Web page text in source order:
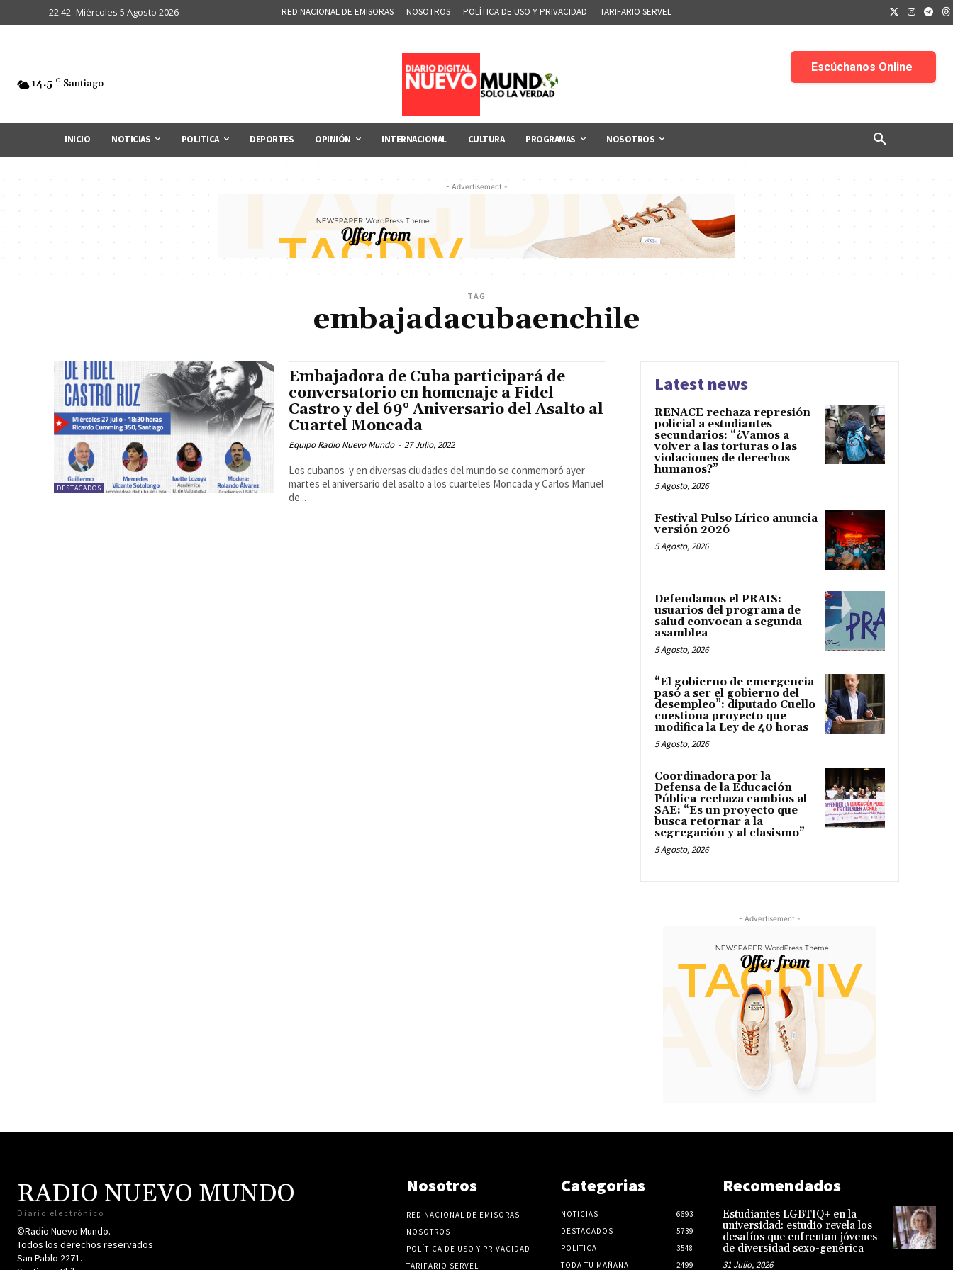
22:42 -Miércoles 5 Agosto 2026 RED NACIONAL DE EMISORAS NOSOTROS POLÍTICA DE USO Y PRIVACIDAD TARIFARIO SERVEL
14.5 C Santiago
INICIO NOTICIAS POLITICA DEPORTES OPINIÓN INTERNACIONAL CULTURA PROGRAMAS NOSOTROS
- Advertisement -
TAG
embajadacubaenchile
DESTACADOS
Embajadora de Cuba participará de
conversatorio en homenaje a Fidel
Castro y del 69° Aniversario del Asalto al
Cuartel Moncada
Equipo Radio Nuevo Mundo - 27 Julio, 2022
Los cubanos y en diversas ciudades del mundo se conmemoró ayer
martes el aniversario del asalto a los cuarteles Moncada y Carlos Manuel
de...
Latest news
RENACE rechaza represión
policial a estudiantes
secundarios: “¿Vamos a
volver a las torturas o las
violaciones de derechos
humanos?”
5 Agosto, 2026
Festival Pulso Lírico anuncia
versión 2026
5 Agosto, 2026
Defendamos el PRAIS:
usuarios del programa de
salud convocan a segunda
asamblea
5 Agosto, 2026
“El gobierno de emergencia
pasó a ser el gobierno del
desempleo”: diputado Cuello
cuestiona proyecto que
modifica la Ley de 40 horas
5 Agosto, 2026
Coordinadora por la
Defensa de la Educación
Pública rechaza cambios al
SAE: “Es un proyecto que
busca retornar a la
segregación y al clasismo”
5 Agosto, 2026
- Advertisement -
RADIO NUEVO MUNDO
Diario electrónico
©Radio Nuevo Mundo.
Todos los derechos reservados
San Pablo 2271.
Nosotros
RED NACIONAL DE EMISORAS
NOSOTROS
POLÍTICA DE USO Y PRIVACIDAD
TARIFARIO SERVEL
Categorias
NOTICIAS
6693
DESTACADOS
5739
POLITICA
3548
TODA TU MAÑANA
2499
Recomendados
Estudiantes LGBTIQ+ en la
universidad: estudio revela los
desafíos que enfrentan jóvenes
de diversidad sexo-genérica
31 Julio, 2026